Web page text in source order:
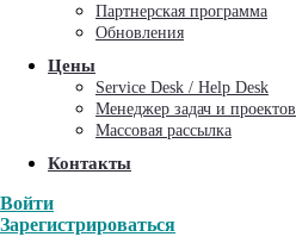
Партнерская программа
Обновления
Цены
Service Desk / Help Desk
Менеджер задач и проектов
Массовая рассылка
Контакты
Войти
Зарегистрироваться